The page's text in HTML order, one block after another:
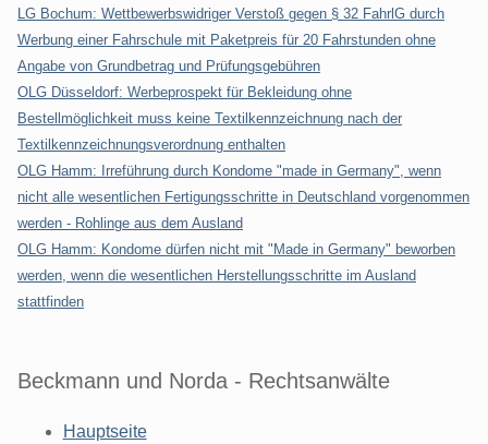
LG Bochum: Wettbewerbswidriger Verstoß gegen § 32 FahrlG durch
Werbung einer Fahrschule mit Paketpreis für 20 Fahrstunden ohne
Angabe von Grundbetrag und Prüfungsgebühren
OLG Düsseldorf: Werbeprospekt für Bekleidung ohne
Bestellmöglichkeit muss keine Textilkennzeichnung nach der
Textilkennzeichnungsverordnung enthalten
OLG Hamm: Irreführung durch Kondome "made in Germany", wenn
nicht alle wesentlichen Fertigungsschritte in Deutschland vorgenommen
werden - Rohlinge aus dem Ausland
OLG Hamm: Kondome dürfen nicht mit "Made in Germany" beworben
werden, wenn die wesentlichen Herstellungsschritte im Ausland
stattfinden
Beckmann und Norda - Rechtsanwälte
Hauptseite